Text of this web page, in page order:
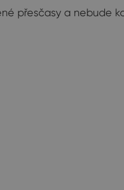
přesčasy a nebude